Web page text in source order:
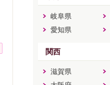
岐阜県
愛知県
関西
滋賀県